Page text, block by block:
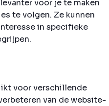
voor je te maken
te volgen. Ze kunnen
in specifieke
voor verschillende
van de website-